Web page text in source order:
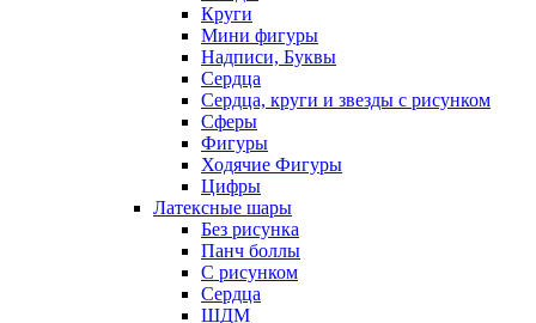
Круги
Мини фигуры
Надписи, Буквы
Сердца
Сердца, круги и звезды с рисунком
Сферы
Фигуры
Ходячие Фигуры
Цифры
Латексные шары
Без рисунка
Панч боллы
С рисунком
Сердца
ШДМ